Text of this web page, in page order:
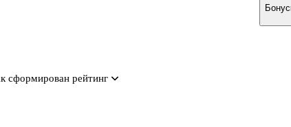
сформирован рейтинг